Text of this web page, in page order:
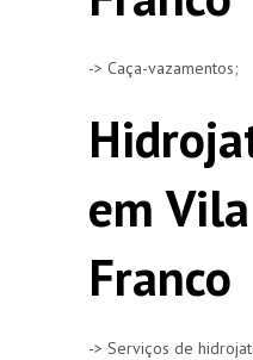
-> Caça-vazamentos;
em
Franco
-> Serviços de